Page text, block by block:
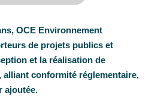
OCE Environnement
de projets publics et
et la réalisation de
alliant conformité réglementaire,
ajoutée.